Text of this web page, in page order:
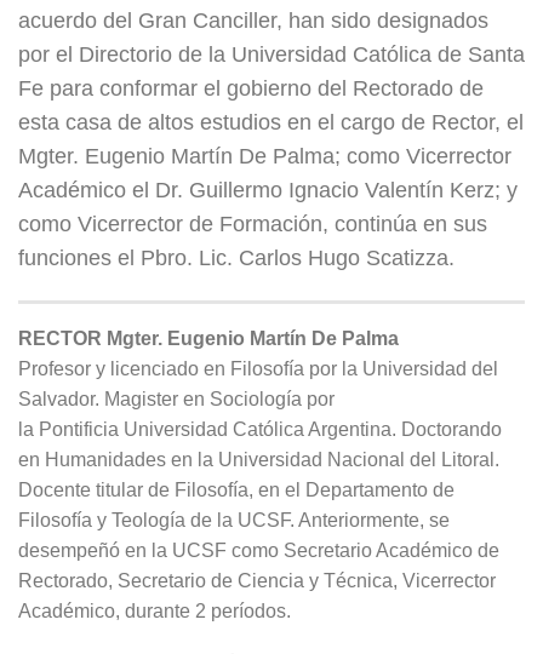
acuerdo del Gran Canciller, han sido designados
por el Directorio de la Universidad Católica de Santa
Fe para conformar el gobierno del Rectorado de
esta casa de altos estudios en el cargo de Rector, el
Mgter. Eugenio Martín De Palma; como Vicerrector
Académico el Dr. Guillermo Ignacio Valentín Kerz; y
como Vicerrector de Formación, continúa en sus
funciones el Pbro. Lic. Carlos Hugo Scatizza.
RECTOR Mgter. Eugenio Martín De Palma
Profesor y licenciado en Filosofía por la Universidad del
Salvador. Magister en Sociología por
la Pontificia Universidad Católica Argentina. Doctorando
en Humanidades en la Universidad Nacional del Litoral.
Docente titular de Filosofía, en el Departamento de
Filosofía y Teología de la UCSF. Anteriormente, se
desempeñó en la UCSF como Secretario Académico de
Rectorado, Secretario de Ciencia y Técnica, Vicerrector
Académico, durante 2 períodos.